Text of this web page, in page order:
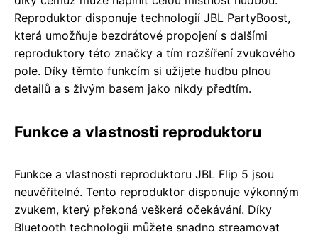
Reproduktor disponuje technologií JBL PartyBoost,
která umožňuje bezdrátové propojení s dalšími
reproduktory této značky a tím rozšíření zvukového
pole. Díky těmto funkcím si užijete hudbu plnou
detailů a s živým basem jako nikdy předtím.
Funkce a vlastnosti reproduktoru
Funkce a vlastnosti reproduktoru JBL Flip 5 jsou
neuvěřitelné. Tento reproduktor disponuje výkonným
zvukem, který překoná veškerá očekávání. Díky
Bluetooth technologii můžete snadno streamovat